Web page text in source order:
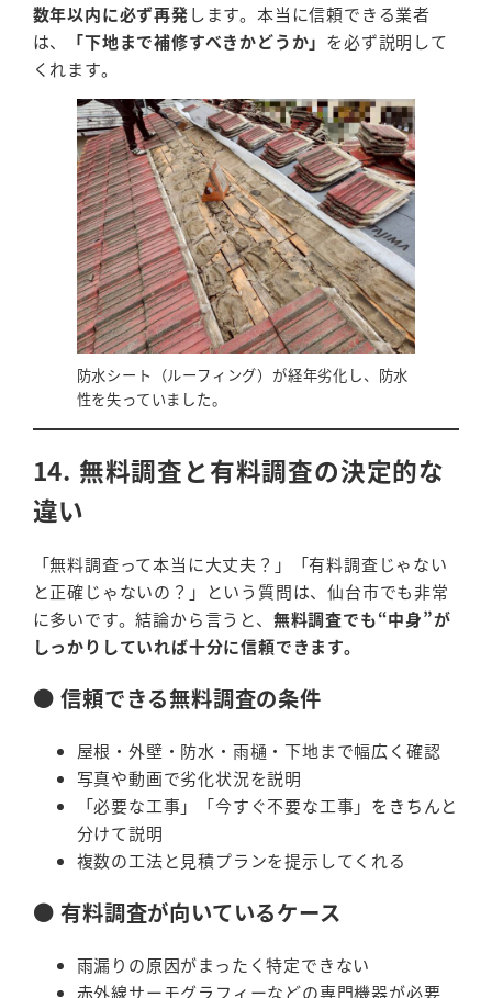
数年以内に必ず再発します。本当に信頼できる業者
は、
「下地まで補修すべきかどうか」 を必ず説明して
くれます。
防水シート（ルーフィング）が経年劣化し、防水
性を失っていました。
14. 無料調査と有料調査の決定的な
違い
「無料調査って本当に大丈夫？」「有料調査じゃない
と正確じゃないの？」という質問は、仙台市でも非常
に多いです。結論から言うと、 無料調査でも“中身”が
しっかりしていれば十分に信頼できます。
● 信頼できる無料調査の条件
屋根・外壁・防水・雨樋・下地まで幅広く確認
写真や動画で劣化状況を説明
「必要な工事」「今すぐ不要な工事」をきちんと
分けて説明
複数の工法と見積プランを提示してくれる
● 有料調査が向いているケース
雨漏りの原因がまったく特定できない
赤外線サーモグラフィーなどの専門機器が必要